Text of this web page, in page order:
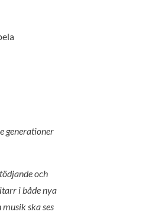
generationer
och
i både nya
ska ses